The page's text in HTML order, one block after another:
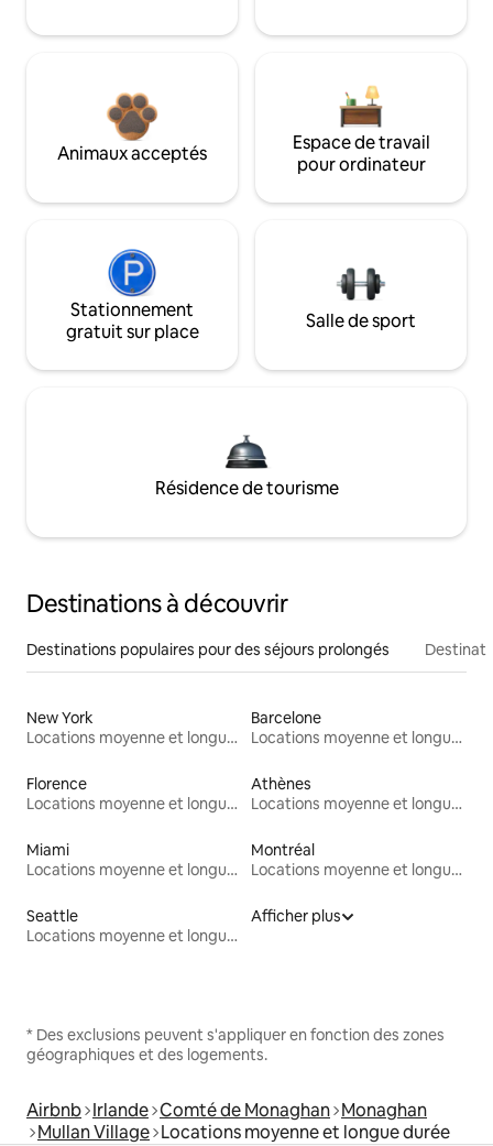
Animaux acceptés
Espace de travail
pour ordinateur
Stationnement
gratuit sur place
Salle de sport
Résidence de tourisme
Destinations à découvrir
Destinations populaires pour des séjours prolongés
New York
Locations moyenne et longue durée
Barcelone
Locations moyenne et longue durée
Florence
Locations moyenne et longue durée
Athènes
Locations moyenne et longue durée
Miami
Locations moyenne et longue durée
Montréal
Locations moyenne et longue durée
Seattle
Locations moyenne et longue durée
Afficher plus
* Des exclusions peuvent s'appliquer en fonction des zones
géographiques et des logements.
Airbnb Irlande Comté de Monaghan Monaghan
Mullan Village Locations moyenne et longue durée